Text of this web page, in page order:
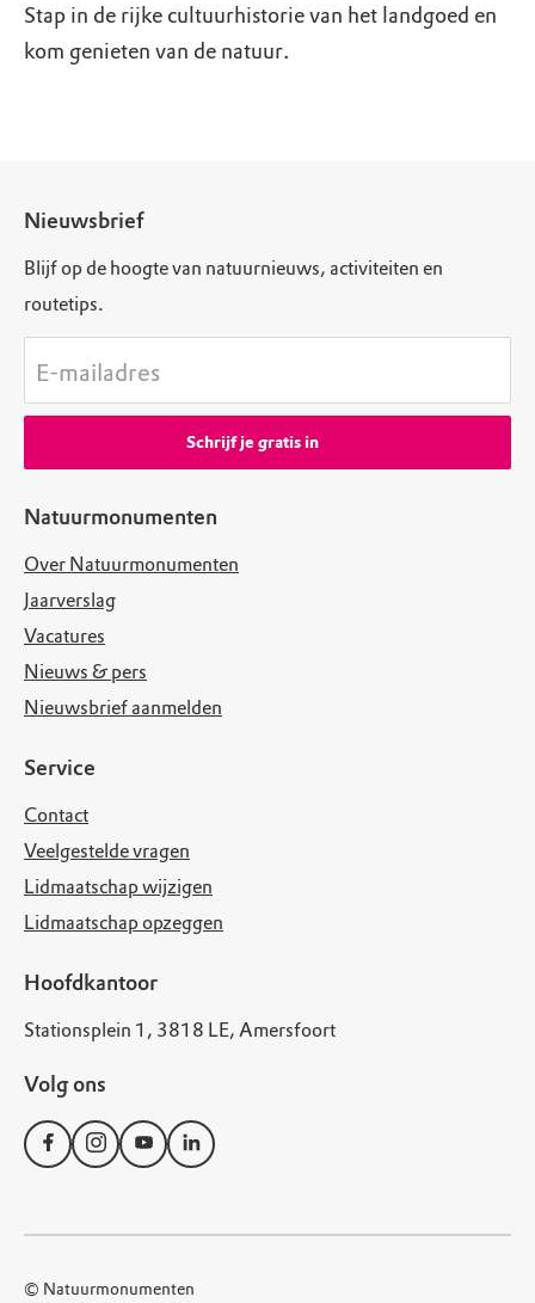
Stap in de rijke cultuurhistorie van het landgoed en
kom genieten van de natuur.
Natuurmonumenten
Over Natuurmonumenten
Jaarverslag
Vacatures
Nieuws & pers
Nieuwsbrief aanmelden
Service
Contact
Veelgestelde vragen
Lidmaatschap wijzigen
Lidmaatschap opzeggen
Hoofdkantoor
Stationsplein 1, 3818 LE, Amersfoort
Volg ons
Nieuwsbrief
Blijf op de hoogte van natuurnieuws, activiteiten en
routetips.
E-mailadres
Schrijf je gratis in
© Natuurmonumenten